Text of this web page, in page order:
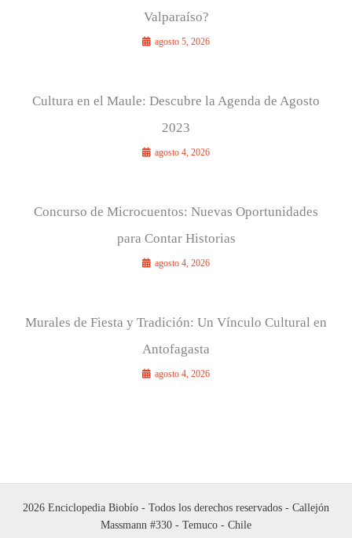
Valparaíso?
agosto 5, 2026
Cultura en el Maule: Descubre la Agenda de Agosto
2023
agosto 4, 2026
Concurso de Microcuentos: Nuevas Oportunidades
para Contar Historias
agosto 4, 2026
Murales de Fiesta y Tradición: Un Vínculo Cultural en
Antofagasta
agosto 4, 2026
2026 Enciclopedia Biobío - Todos los derechos reservados - Callejón
Massmann #330 - Temuco - Chile